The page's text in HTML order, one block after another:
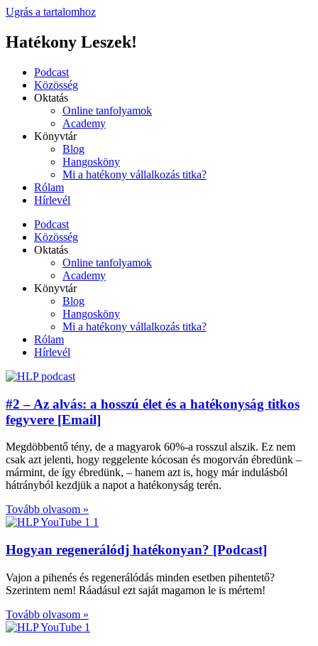
Ugrás a tartalomhoz
Hatékony Leszek!
Podcast
Közösség
Oktatás
Online tanfolyamok
Academy
Könyvtár
Blog
Hangosköny
Mi a hatékony vállalkozás titka?
Rólam
Hírlevél
Podcast
Közösség
Oktatás
Online tanfolyamok
Academy
Könyvtár
Blog
Hangosköny
Mi a hatékony vállalkozás titka?
Rólam
Hírlevél
#2 – Az alvás: a hosszú élet és a hatékonyság titkos
fegyvere [Email]
Megdöbbentő tény, de a magyarok 60%-a rosszul alszik. Ez nem
csak azt jelenti, hogy reggelente kócosan és mogorván ébredünk –
mármint, de így ébredünk, – hanem azt is, hogy már indulásból
hátrányból kezdjük a napot a hatékonyság terén.
Tovább olvasom »
Hogyan regenerálódj hatékonyan? [Podcast]
Vajon a pihenés és regenerálódás minden esetben pihentető?
Szerintem nem! Ráadásul ezt saját magamon le is mértem!
Tovább olvasom »